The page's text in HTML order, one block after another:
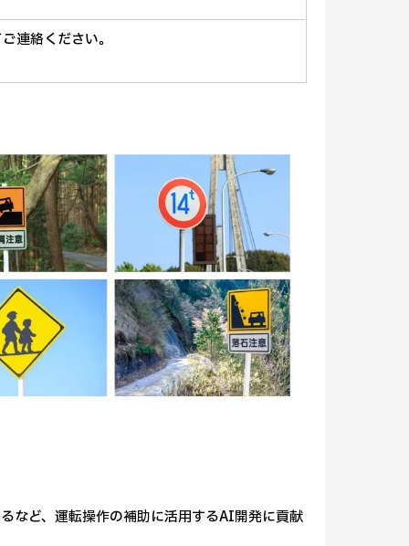
連絡ください。
など、運転操作の補助に活用するAI開発に貢献